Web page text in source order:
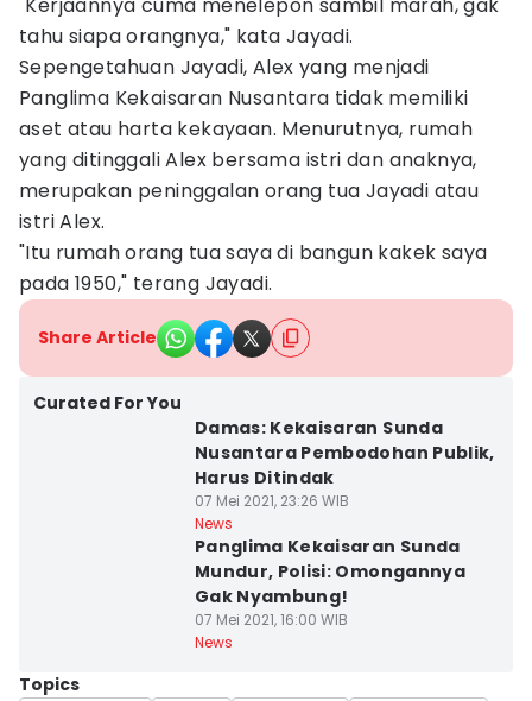
tahu siapa orangnya," kata Jayadi.
Sepengetahuan Jayadi, Alex yang menjadi
Panglima Kekaisaran Nusantara tidak memiliki
aset atau harta kekayaan. Menurutnya, rumah
yang ditinggali Alex bersama istri dan anaknya,
merupakan peninggalan orang tua Jayadi atau
istri Alex.
"Itu rumah orang tua saya di bangun kakek saya
pada 1950," terang Jayadi.
Share Article
Curated For You
Damas: Kekaisaran Sunda
Nusantara Pembodohan Publik,
Harus Ditindak
07 Mei 2021, 23:26 WIB
News
Panglima Kekaisaran Sunda
Mundur, Polisi: Omongannya
Gak Nyambung!
07 Mei 2021, 16:00 WIB
News
Topics